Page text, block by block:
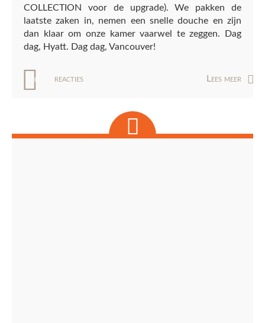
COLLECTION voor de upgrade). We pakken de
laatste zaken in, nemen een snelle douche en zijn
dan klaar om onze kamer vaarwel te zeggen. Dag
dag, Hyatt. Dag dag, Vancouver!
0 reacties Lees meer